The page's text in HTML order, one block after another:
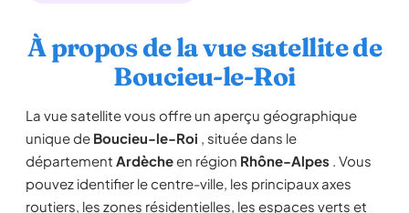
À propos de la vue satellite de
Boucieu-le-Roi
La vue satellite vous offre un aperçu géographique
unique de Boucieu-le-Roi , située dans le
département Ardècheen région Rhône-Alpes . Vous
pouvez identifier le centre-ville, les principaux axes
routiers, les zones résidentielles, les espaces verts et